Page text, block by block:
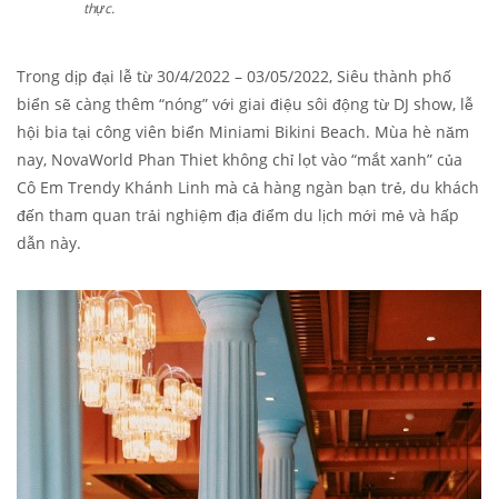
Trong dịp đại lễ từ 30/4/2022 – 03/05/2022, Siêu thành phố
biển sẽ càng thêm “nóng” với giai điệu sôi động từ DJ show, lễ
hội bia tại công viên biển Miniami Bikini Beach. Mùa hè năm
nay, NovaWorld Phan Thiet không chỉ lọt vào “mắt xanh” của
Cô Em Trendy Khánh Linh mà cả hàng ngàn bạn trẻ, du khách
đến tham quan trải nghiệm địa điểm du lịch mới mẻ và hấp
dẫn này.